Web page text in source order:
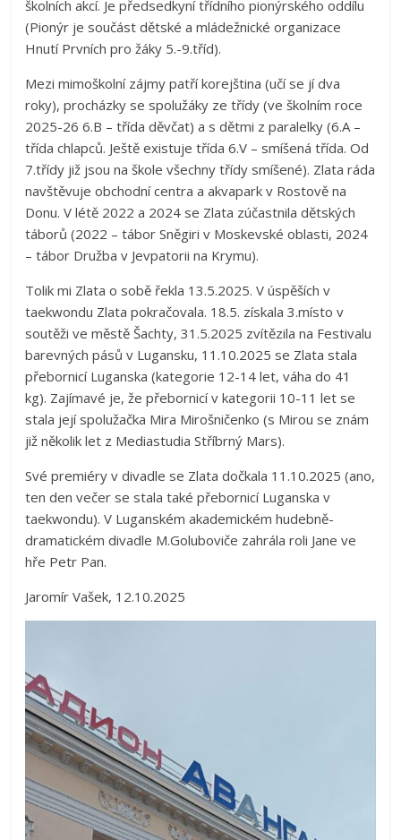
školních akcí. Je předsedkyní třídního pionýrského oddílu
(Pionýr je součást dětské a mládežnické organizace
Hnutí Prvních pro žáky 5.-9.tříd).
Mezi mimoškolní zájmy patří korejština (učí se jí dva
roky), procházky se spolužáky ze třídy (ve školním roce
2025-26 6.B – třída děvčat) a s dětmi z paralelky (6.A –
třída chlapců. Ještě existuje třída 6.V – smíšená třída. Od
7.třídy již jsou na škole všechny třídy smíšené). Zlata ráda
navštěvuje obchodní centra a akvapark v Rostově na
Donu. V létě 2022 a 2024 se Zlata zúčastnila dětských
táborů (2022 – tábor Sněgiri v Moskevské oblasti, 2024
– tábor Družba v Jevpatorii na Krymu).
Tolik mi Zlata o sobě řekla 13.5.2025. V úspěších v
taekwondu Zlata pokračovala. 18.5. získala 3.místo v
soutěži ve městě Šachty, 31.5.2025 zvítězila na Festivalu
barevných pásů v Lugansku, 11.10.2025 se Zlata stala
přebornicí Luganska (kategorie 12-14 let, váha do 41
kg). Zajímavé je, že přebornicí v kategorii 10-11 let se
stala její spolužačka Mira Mirošničenko (s Mirou se znám
již několik let z Mediastudia Stříbrný Mars).
Své premiéry v divadle se Zlata dočkala 11.10.2025 (ano,
ten den večer se stala také přebornicí Luganska v
taekwondu). V Luganském akademickém hudebně-
dramatickém divadle M.Goluboviče zahrála roli Jane ve
hře Petr Pan.
Jaromír Vašek, 12.10.2025